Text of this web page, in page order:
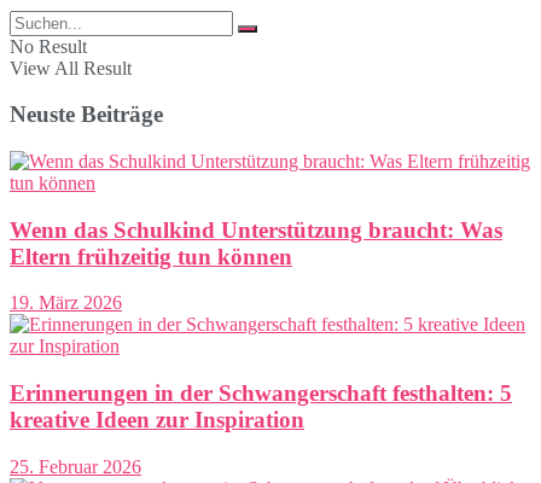
No Result
View All Result
Neuste Beiträge
Wenn das Schulkind Unterstützung braucht: Was
Eltern frühzeitig tun können
19. März 2026
Erinnerungen in der Schwangerschaft festhalten: 5
kreative Ideen zur Inspiration
25. Februar 2026